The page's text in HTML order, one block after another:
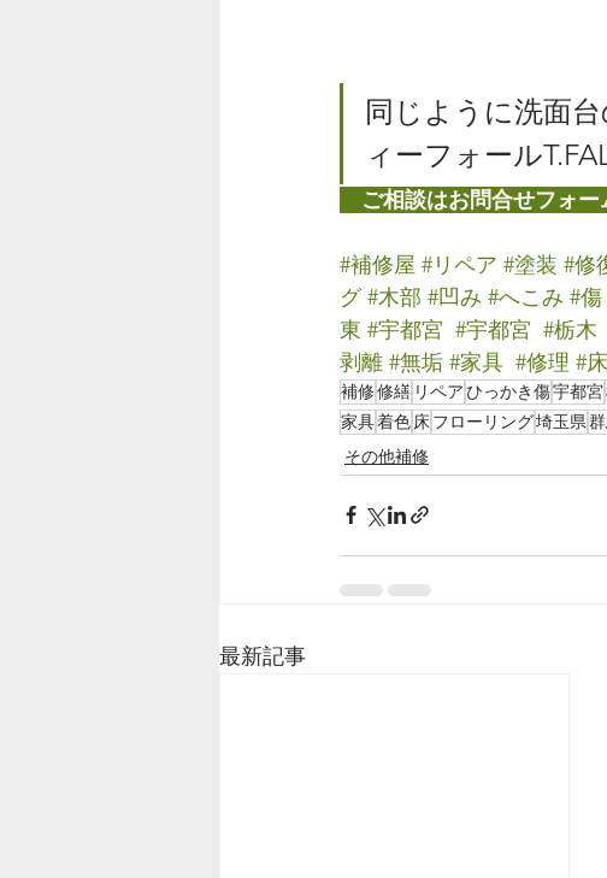
同じように洗面
ィーフォール
ご相談はお問合せフォ
#補修屋 #リペア #塗装 #修
グ #木部 #凹み #へこみ #傷
東 #宇都宮 #宇都宮 #栃木
剥離 #無垢 #家具 #修理 #床
補修修繕 リペアひっかき傷宇都宮
家具着色床フローリング埼玉県
その他補修
最新記事